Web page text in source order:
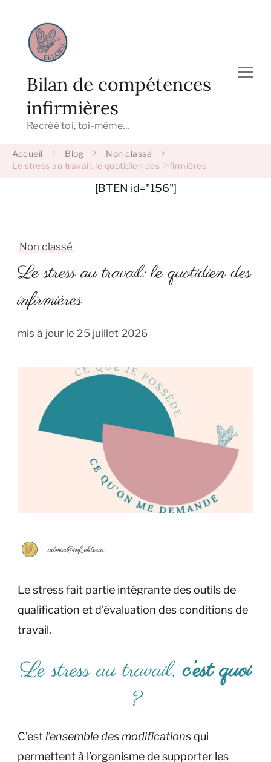
Bilan de compétences
infirmières
Recréé toi, toi-même…
Accueil Blog
Non classé
Le stress au travail: le quotidien des infirmières
[BTEN id="156"]
Non classé
Le stress au travail: le quotidien des
infirmières
mis à jour le25 juillet 2026
admin@inf_ekloria
Le stress fait partie intégrante des outils de
qualification et d’évaluation des conditions de
travail.
Le stress au travail,c’est quoi
?
C’estl’ensemble des modifications qui
permettent à l’organisme de supporter les